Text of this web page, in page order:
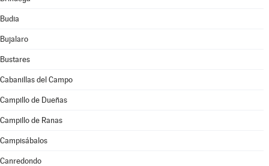
Budia
Bujalaro
Bustares
Cabanillas del Campo
Campillo de Dueñas
Campillo de Ranas
Campisábalos
Canredondo